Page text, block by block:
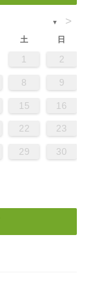
▼ >
土 日
1 2
8 9
15 16
22 23
29 30